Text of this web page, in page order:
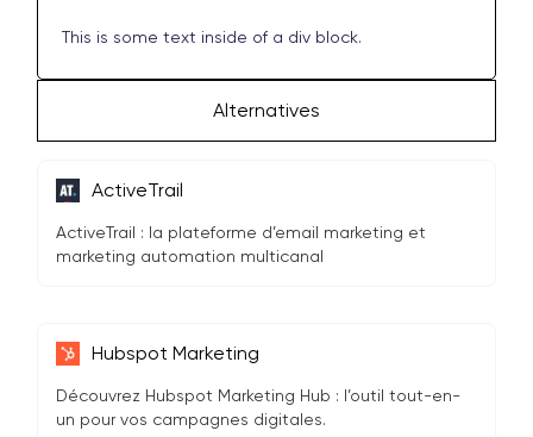
This is some text inside of a div block.
Alternatives
ActiveTrail
ActiveTrail : la plateforme d’email marketing et
marketing automation multicanal
Hubspot Marketing
Découvrez Hubspot Marketing Hub : l’outil tout-en-
un pour vos campagnes digitales.